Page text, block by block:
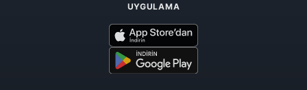
UYGULAMA